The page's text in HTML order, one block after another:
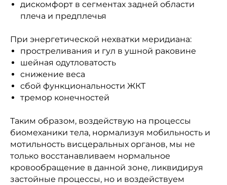
дискомфорт в сегментах задней области
плеча и предплечья
При энергетической нехватки меридиана:
простреливания и гул в ушной раковине
шейная одутловатость
снижение веса
сбой функциональности ЖКТ
тремор конечностей
Таким образом, воздействую на процессы
биомеханики тела, нормализуя мобильность и
мотильность висцеральных органов, мы не
только восстанавливаем нормальное
кровообращение в данной зоне, ликвидируя
застойные процессы, но и воздействуем